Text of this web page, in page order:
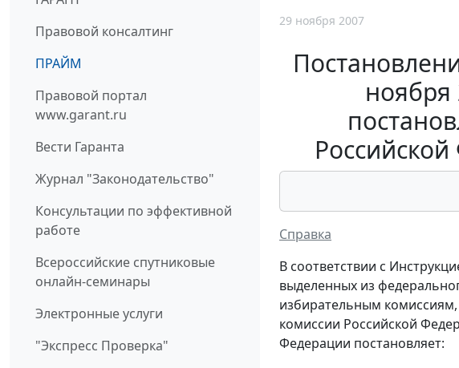
Правовой консалтинг
ПРАЙМ
Правовой портал
www.garant.ru
Вести Гаранта
Журнал "Законодательство"
Консультации по эффективной
работе
Всероссийские спутниковые
онлайн-семинары
Электронные услуги
"Экспресс Проверка"
29 ноября 2007
Справка
В соответствии с
выделенных из
избирательным
комиссии Российской
Федерации постановляет: